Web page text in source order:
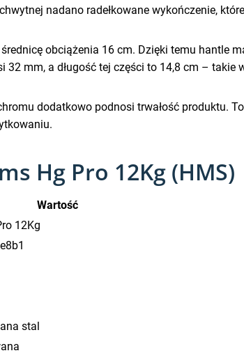
nadano radełkowane wykończenie,
obciążenia 16 cm. Dzięki temu
32 mm, a długość tej części to 14,8 cm –
dodatkowo podnosi trwałość produktu.
Hg Pro 12Kg (HMS)
Wartość
12Kg
stal